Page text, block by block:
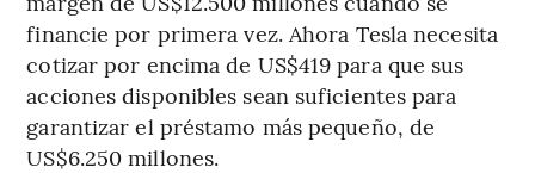
financie por primera vez. Ahora Tesla necesita
cotizar por encima de US$419 para que sus
acciones disponibles sean suficientes para
garantizar el préstamo más pequeño, de
US$6.250 millones.